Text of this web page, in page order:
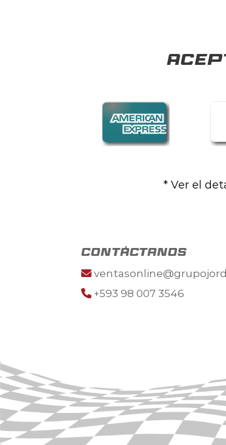
* Ver el
contáctanos
+593 98 007 3546